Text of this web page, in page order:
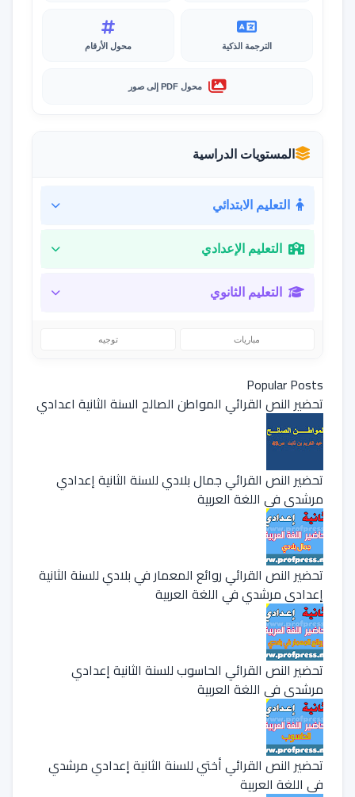
الترجمة الذكية محول الأرقام
محول PDF إلى صور
المستويات الدراسية
التعليم الابتدائي
التعليم الإعدادي
التعليم الثانوي
مباريات توجيه
Popular Posts
تحضير النص القرائي المواطن الصالح السنة الثانية اعدادي
تحضير النص القرائي جمال بلادي للسنة الثانية إعدادي
مرشدي في اللغة العربية
تحضير النص القرائي روائع المعمار في بلادي للسنة الثانية
إعدادي مرشدي في اللغة العربية
تحضير النص القرائي الحاسوب للسنة الثانية إعدادي
مرشدي في اللغة العربية
تحضير النص القرائي أختي للسنة الثانية إعدادي مرشدي
في اللغة العربية